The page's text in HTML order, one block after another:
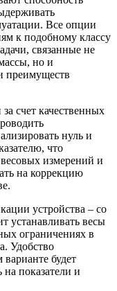
Все опции
к подобному классу
связанные не
но и
преимуществ
счет качественных
нуль и
что
измерений и
на коррекцию
устройства – со
устанавливать весы
ограничениях в
Удобство
будет
показатели и